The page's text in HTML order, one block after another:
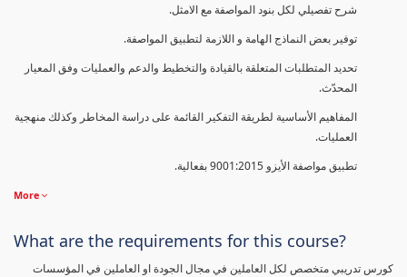
شرح تفصيلي لكل بنود المواصفة مع الامثل.
توفير بعض النماذج الهامة و اللازمة لتطبيق المواصفة.
تحديد المتطلبات المتعلقة بالقيادة والتخطيط والدعم والعمليات وفق المعيار
المحدّث.
المفاهيم الأساسية لطريقة التفكير القائمة على دراسة المخاطر وكذلك منهجية
العمليات.
تطبيق مواصفة الأيزو 9001:2015 بفعالية.
More
What are the requirements for this course?
كورس تدريبي متخصص لكل العاملين في مجال الجودة او العاملين في المؤسسات